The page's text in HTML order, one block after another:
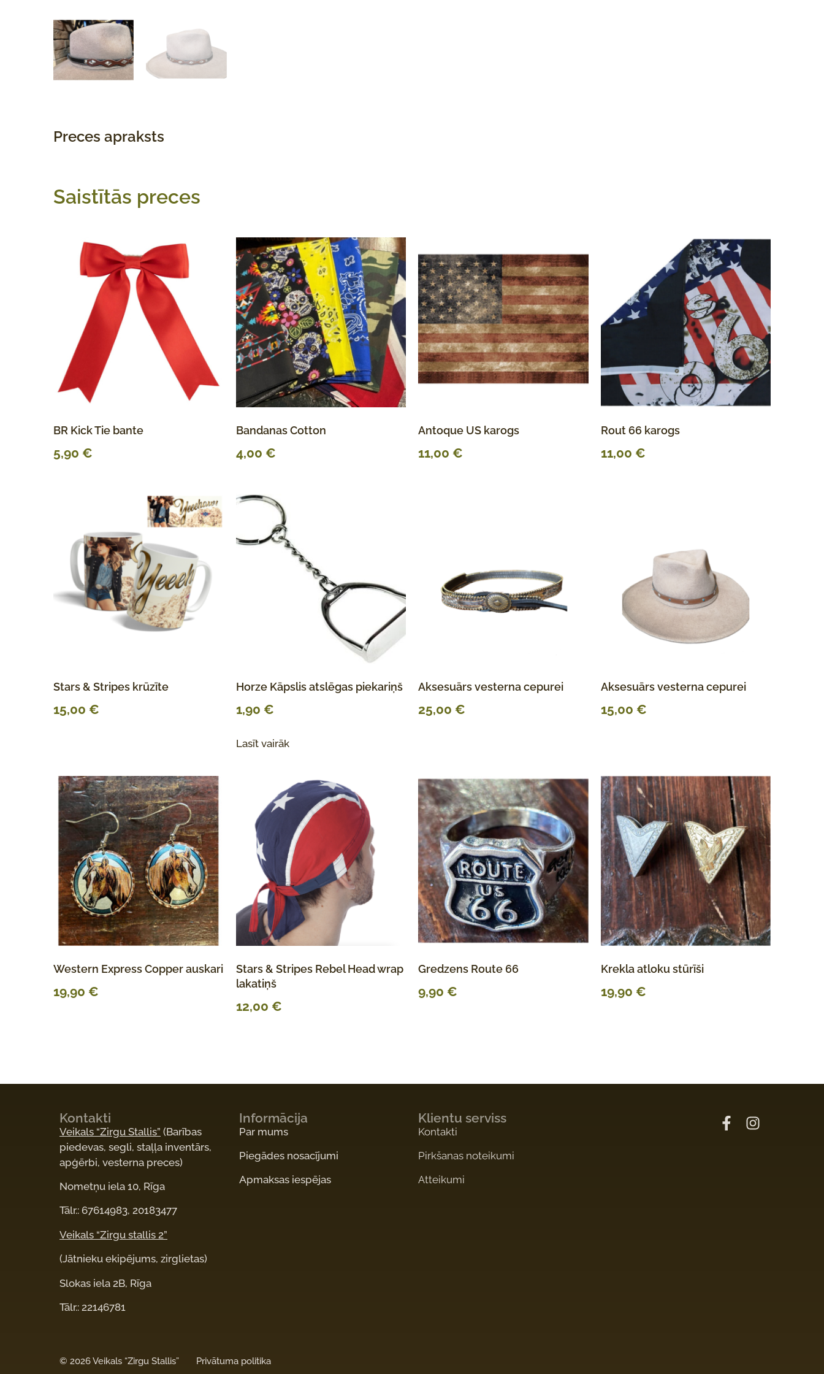
Preces apraksts
Saistītās preces
BR Kick Tie bante
5,90 €
Bandanas Cotton
4,00 €
Antoque US karogs
11,00 €
Rout 66 karogs
11,00 €
Stars & Stripes krūzīte
15,00 €
Horze Kāpslis atslēgas piekariņš
1,90 €
Lasīt vairāk
Aksesuārs vesterna cepurei
25,00 €
Aksesuārs vesterna cepurei
15,00 €
Western Express Copper auskari
19,90 €
Stars & Stripes Rebel Head wrap
lakatiņš
12,00 €
Gredzens Route 66
9,90 €
Krekla atloku stūrīši
19,90 €
Kontakti
Veikals “Zirgu Stallis” (Barības
piedevas, segli, staļļa inventārs,
apģērbi, vesterna preces)
Nometņu iela 10, Rīga
Tālr.: 67614983, 20183477
Veikals “Zirgu stallis 2”
(Jātnieku ekipējums, zirglietas)
Slokas iela 2B, Rīga
Tālr.: 22146781
Informācija
Par mums
Piegādes nosacījumi
Apmaksas iespējas
Klientu serviss
Kontakti
Pirkšanas noteikumi
Atteikumi
© 2026 Veikals “Zirgu Stallis” Privātuma politika